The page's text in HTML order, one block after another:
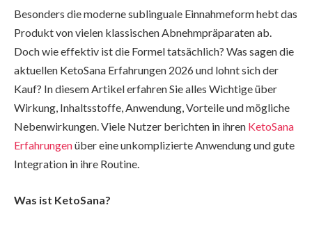
Besonders die moderne sublinguale Einnahmeform hebt das
Produkt von vielen klassischen Abnehmpräparaten ab.
Doch wie effektiv ist die Formel tatsächlich? Was sagen die
aktuellen KetoSana Erfahrungen 2026 und lohnt sich der
Kauf? In diesem Artikel erfahren Sie alles Wichtige über
Wirkung, Inhaltsstoffe, Anwendung, Vorteile und mögliche
Nebenwirkungen. Viele Nutzer berichten in ihren KetoSana
Erfahrungenüber eine unkomplizierte Anwendung und gute
Integration in ihre Routine.
Was ist KetoSana?